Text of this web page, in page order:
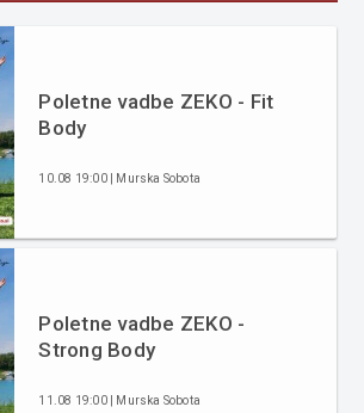
Poletne vadbe ZEKO - Fit
Body
10.08 19:00 | Murska Sobota
Poletne vadbe ZEKO -
Strong Body
11.08 19:00 | Murska Sobota